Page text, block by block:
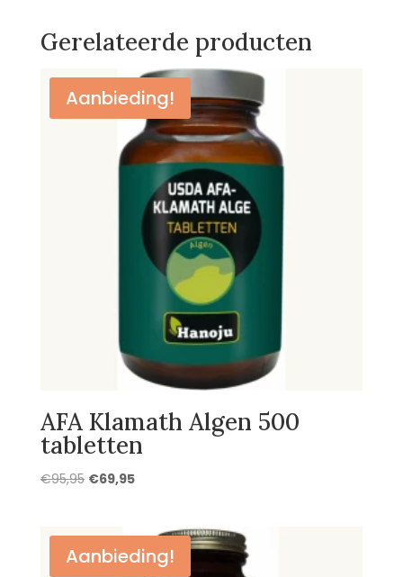
Gerelateerde producten
Aanbieding!
AFA Klamath Algen 500
tabletten
€95,95 Oorspronkelijke
€95,95.
€69,95Huidige
€69,95.
Aanbieding!